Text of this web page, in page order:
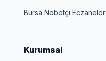
Bursa Nöbetçi Eczaneler
Kurumsal